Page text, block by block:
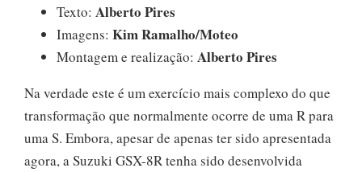
Texto: Alberto Pires
Imagens: Kim Ramalho/Moteo
Montagem e realização: Alberto Pires
Na verdade este é um exercício mais complexo do que
transformação que normalmente ocorre de uma R para
uma S. Embora, apesar de apenas ter sido apresentada
agora, a Suzuki GSX-8R tenha sido desenvolvida